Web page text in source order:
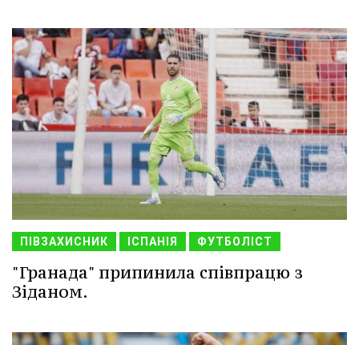
ПІВЗАХИСНИК ІСПАНІЯ ФУТБОЛІСТ
"Гранада" припинила співпрацю з
Зіданом.